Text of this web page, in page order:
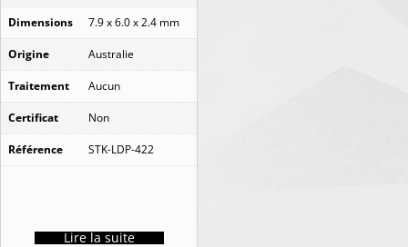
Dimensions 7.9 x 6.0 x 2.4 mm
Origine Australie
Traitement Aucun
Certificat Non
Référence STK-LDP-422
Lire la suite